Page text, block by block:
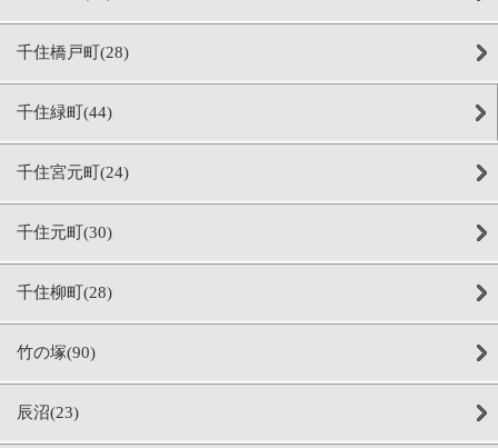
千住橋戸町(28)
千住緑町(44)
千住宮元町(24)
千住元町(30)
千住柳町(28)
竹の塚(90)
辰沼(23)